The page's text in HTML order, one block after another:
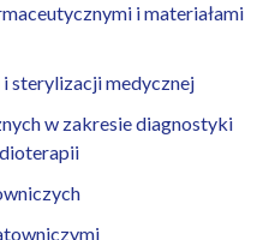
i materiałami
sterylizacji medycznej
w zakresie diagnostyki